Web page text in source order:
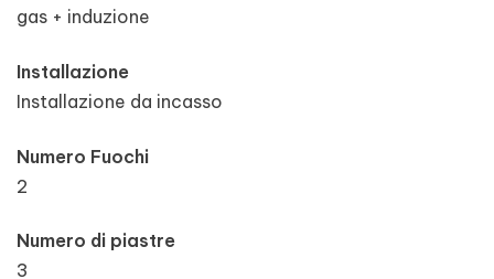
gas + induzione
Installazione
Installazione da incasso
Numero Fuochi
2
Numero di piastre
3